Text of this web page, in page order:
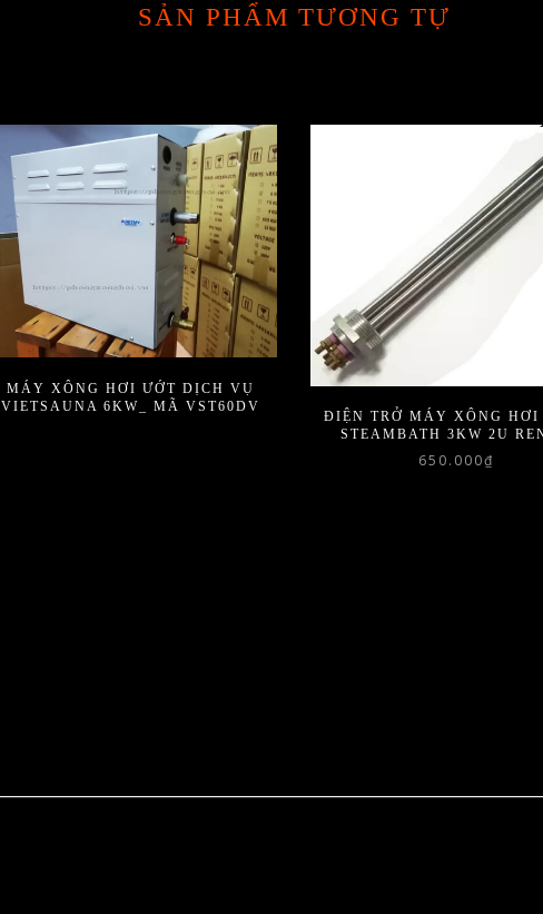
SẢN PHẨM TƯƠNG TỰ
MÁY XÔNG HƠI ƯỚT DỊCH VỤ
VIETSAUNA 6KW_ MÃ VST60DV
ĐIỆN TRỞ MÁY XÔNG HƠI
STEAMBATH 3KW 2U
650.000₫